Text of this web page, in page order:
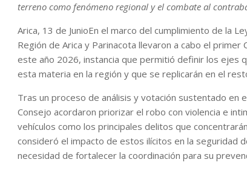
terreno como fenómeno regional y el combate al
Arica, 13 de JunioEn el marco del cumplimiento de la
Región de Arica y Parinacota llevaron a cabo el
este año 2026, instancia que permitió definir los ejes
esta materia en la región y que se replicarán en el
Tras un proceso de análisis y votación sustentado en
Consejo acordaron priorizar el robo con violencia e
vehículos como los principales delitos que
consideró el impacto de estos ilícitos en la seguridad
necesidad de fortalecer la coordinación para su